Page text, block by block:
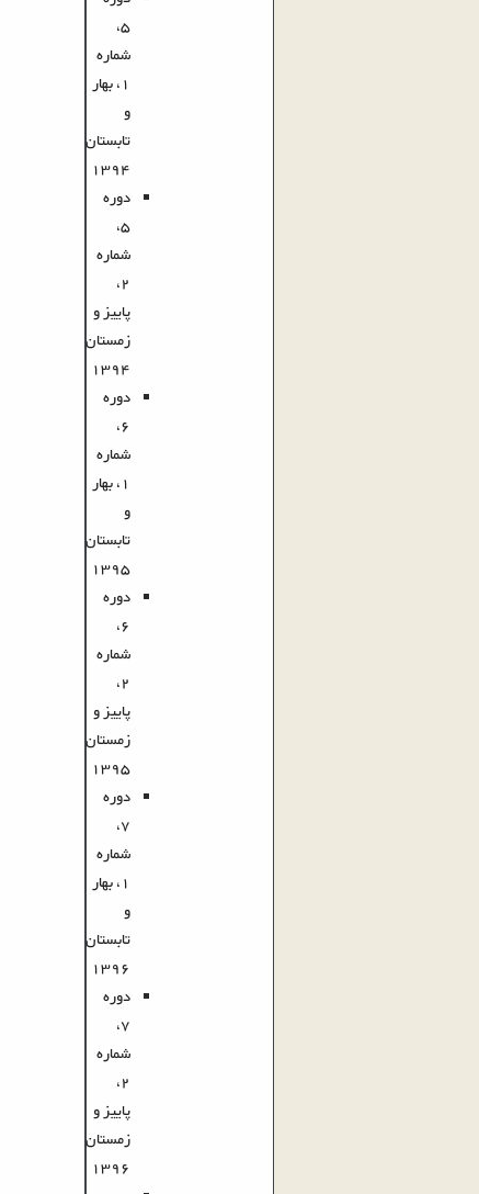
5،
شماره
1، بهار
و
تابستان
1394
دوره
5،
شماره
2،
پاییز و
زمستان
1394
دوره
6،
شماره
1، بهار
و
تابستان
1395
دوره
6،
شماره
2،
پاییز و
زمستان
1395
دوره
7،
شماره
1، بهار
و
تابستان
1396
دوره
7،
شماره
2،
پاییز و
زمستان
1396